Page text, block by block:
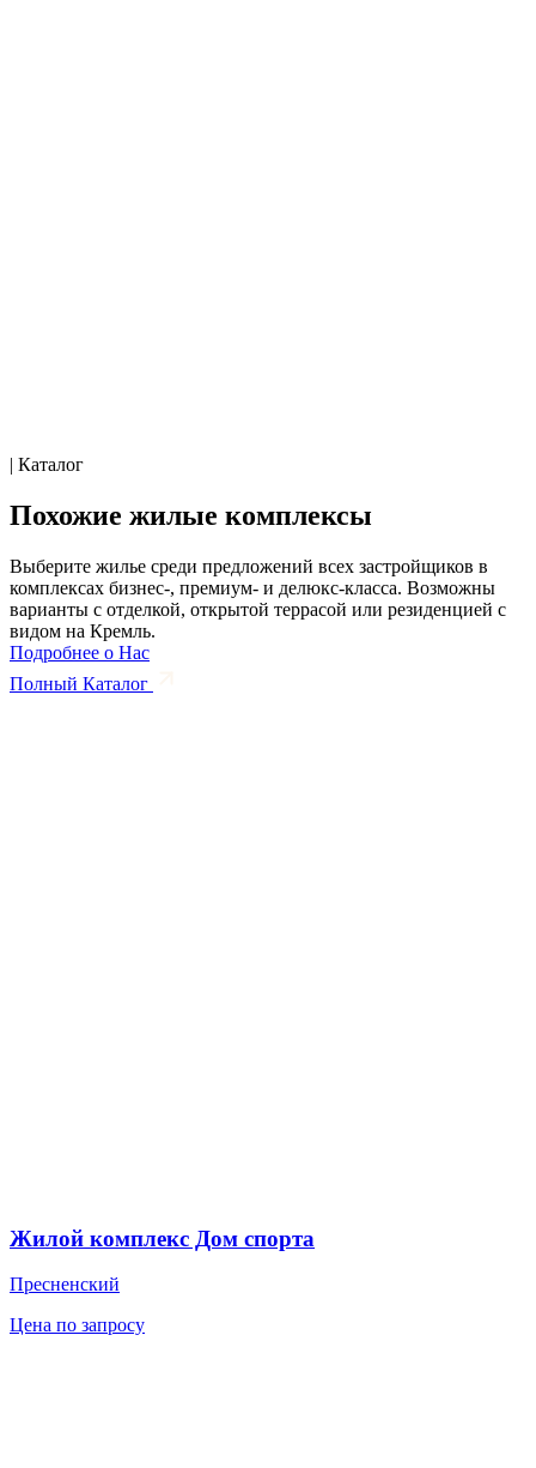
| Каталог
Похожие жилые комплексы
Выберите жилье среди предложений всех застройщиков в
комплексах бизнес-, премиум- и делюкс-класса. Возможны
варианты с отделкой, открытой террасой или резиденцией с
видом на Кремль.
Подробнее о Нас
Полный Каталог
Жилой комплекс Дом спорта
Пресненский
Цена по запросу